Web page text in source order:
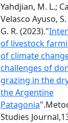
Yahdjian, M. L.;
Velasco Ayuso,
G. R. (2023)."
of livestock
of climate
challenges of
grazing in the
the Argentine
Patagonia
Studies